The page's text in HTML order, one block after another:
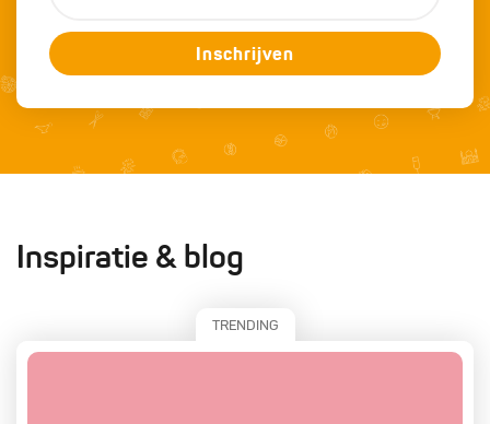
Inschrijven
Inspiratie & blog
TRENDING